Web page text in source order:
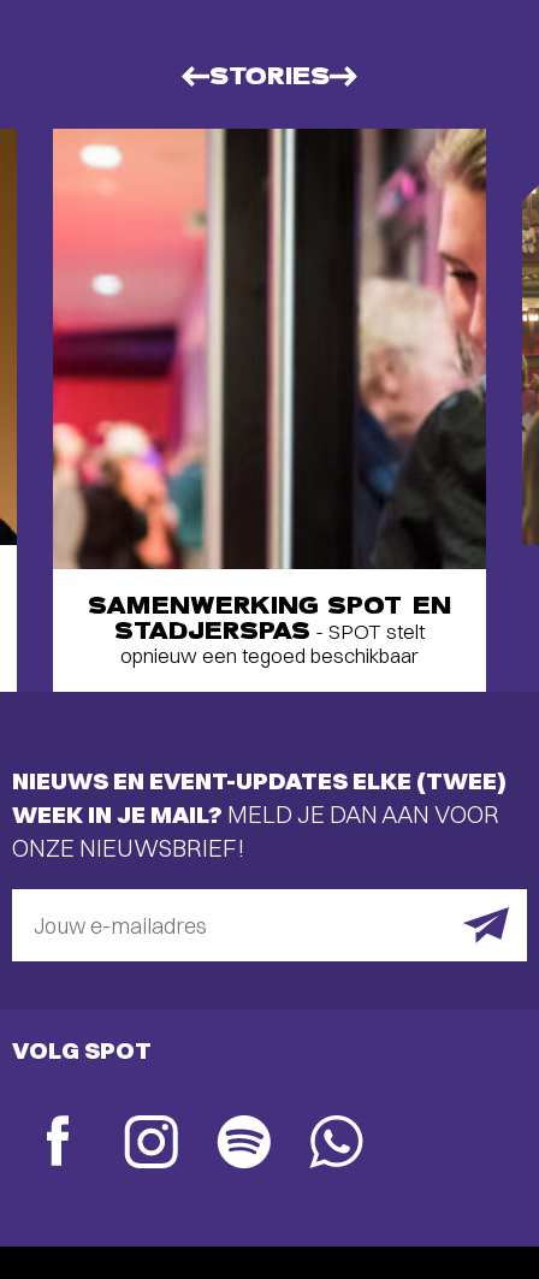
STORIES
SAMENWERKING SPOT EN
STADJERSPAS - SPOT stelt
opnieuw een tegoed beschikbaar
NIEUWS EN EVENT-UPDATES ELKE (TWEE)
WEEK IN JE MAIL? MELD JE DAN AAN VOOR
ONZE NIEUWSBRIEF!
Jouw e-mailadres
VOLG SPOT